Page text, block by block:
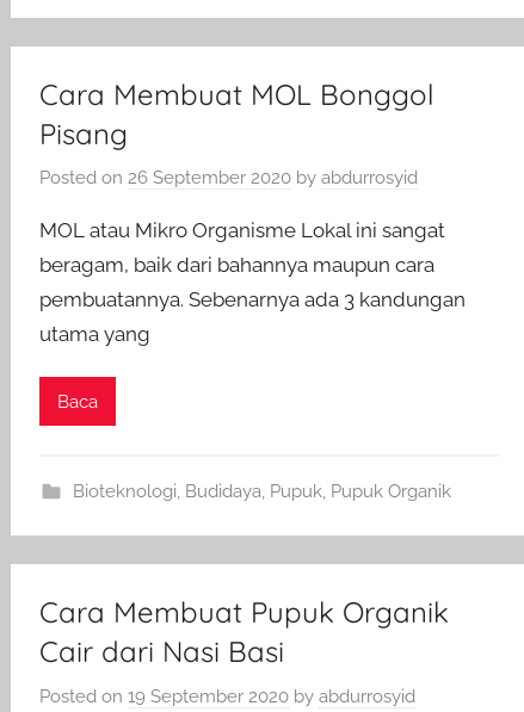
Cara Membuat MOL Bonggol
Pisang
Posted on26 September 2020 byabdurrosyid
MOL atau Mikro Organisme Lokal ini sangat
beragam, baik dari bahannya maupun cara
pembuatannya. Sebenarnya ada 3 kandungan
utama yang
Baca
Bioteknologi, Budidaya, Pupuk, Pupuk Organik
Cara Membuat Pupuk Organik
Cair dari Nasi Basi
Posted on19 September 2020 byabdurrosyid